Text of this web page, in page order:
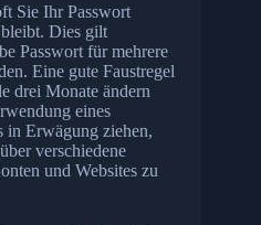
Sie Ihr Passwort
Dies gilt
Passwort für mehrere
Eine gute Faustregel
drei Monate ändern
eines
in Erwägung ziehen,
verschiedene
und Websites zu